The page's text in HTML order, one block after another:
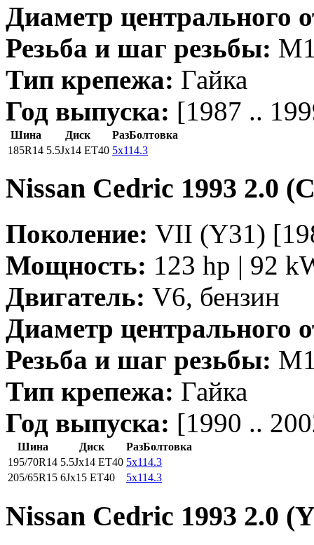
Диаметр центрального
Резьба и шаг резьбы:
Тип крепежа: Гайка
Год выпуска: [1987 ..
Шина Диск
РазБолтовка
185R14 5.5Jx14 ET40 5x114.3
Nissan Cedric 1993 2.0
Поколение: VII (Y31)
Мощность: 123 hp | 92
Двигатель: V6, бензин
Диаметр центрального
Резьба и шаг резьбы:
Тип крепежа: Гайка
Год выпуска: [1990 ..
Шина Диск
РазБолтовка
195/70R14 5.5Jx14 ET40 5x114.3
205/65R15 6Jx15 ET40 5x114.3
Nissan Cedric 1993 2.0